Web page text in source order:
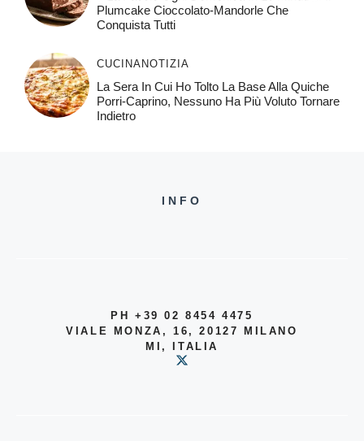
Plumcake Cioccolato-Mandorle Che
Conquista Tutti
CUCINA NOTIZIA
La Sera In Cui Ho Tolto La Base Alla Quiche
Porri-Caprino, Nessuno Ha Più Voluto Tornare
Indietro
INFO
PH +39 02 8454 4475
VIALE MONZA, 16, 20127 MILANO
MI, ITALIA